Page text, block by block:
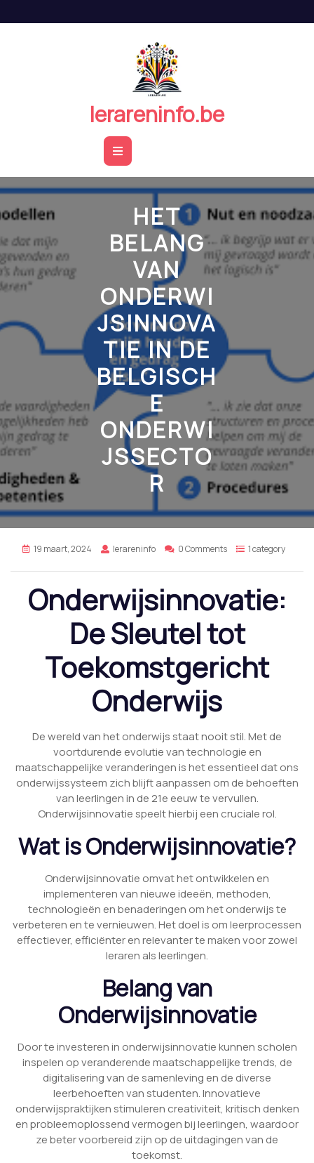
de
lerareninfo.be
Open
Button
HET
BELANG
VAN
ONDERWI
JSINNOVA
TIE IN DE
BELGISCH
E
ONDERWI
JSSECTO
R
19 maart, 2024 lerareninfo 0 Comments 1 category
Onderwijsinnovatie:
De Sleutel tot
Toekomstgericht
Onderwijs
De wereld van het onderwijs staat nooit stil. Met de
voortdurende evolutie van technologie en
maatschappelijke veranderingen is het essentieel dat ons
onderwijssysteem zich blijft aanpassen om de behoeften
van leerlingen in de 21e eeuw te vervullen.
Onderwijsinnovatie speelt hierbij een cruciale rol.
Wat is Onderwijsinnovatie?
Onderwijsinnovatie omvat het ontwikkelen en
implementeren van nieuwe ideeën, methoden,
technologieën en benaderingen om het onderwijs te
verbeteren en te vernieuwen. Het doel is om leerprocessen
effectiever, efficiënter en relevanter te maken voor zowel
leraren als leerlingen.
Belang van
Onderwijsinnovatie
Door te investeren in onderwijsinnovatie kunnen scholen
inspelen op veranderende maatschappelijke trends, de
digitalisering van de samenleving en de diverse
leerbehoeften van studenten. Innovatieve
onderwijspraktijken stimuleren creativiteit, kritisch denken
en probleemoplossend vermogen bij leerlingen, waardoor
ze beter voorbereid zijn op de uitdagingen van de
toekomst.